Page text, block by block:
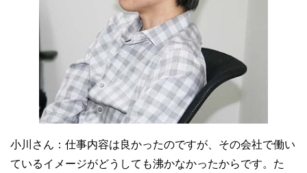
小川さん： 仕事内容は良かったのですが、その会社で働い
ているイメージがどうしても沸かなかったからです。た